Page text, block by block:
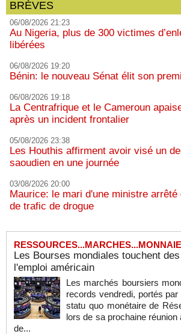
BRÈVES
06/08/2026 21:23
Au Nigeria, plus de 300 victimes
libérées
06/08/2026 19:20
Bénin: le nouveau Sénat élit son
06/08/2026 19:18
La Centrafrique et le Cameroun
après un incident frontalier
05/08/2026 23:38
Les Houthis affirment avoir visé un
saoudien en une journée
03/08/2026 20:00
Maurice: le mari d'une ministre arrêté
de trafic de drogue
Les Bourses mondiales touchent
l'emploi américain
Les marchés boursiers
records vendredi, portés
statu quo monétaire de
lors de sa prochaine réunion
de...